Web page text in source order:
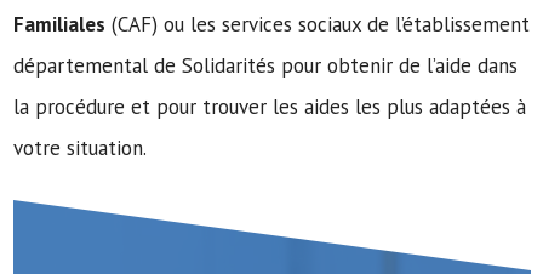
Familiales (CAF) ou les services sociaux de l’établissement
départemental de Solidarités pour obtenir de l’aide dans
la procédure et pour trouver les aides les plus adaptées à
votre situation.